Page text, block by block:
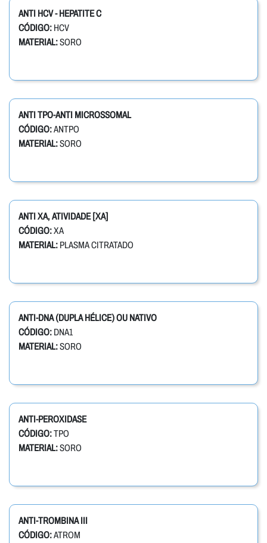
ANTI HCV - HEPATITE C
CÓDIGO: HCV
MATERIAL:SORO
ANTI TPO-ANTI MICROSSOMAL
CÓDIGO:ANTPO
MATERIAL:SORO
ANTI XA, ATIVIDADE [XA]
CÓDIGO:XA
MATERIAL: PLASMA CITRATADO
ANTI-DNA (DUPLA HÉLICE) OU NATIVO
CÓDIGO: DNA1
MATERIAL:SORO
ANTI-PEROXIDASE
CÓDIGO:TPO
MATERIAL:SORO
ANTI-TROMBINA III
CÓDIGO:ATROM